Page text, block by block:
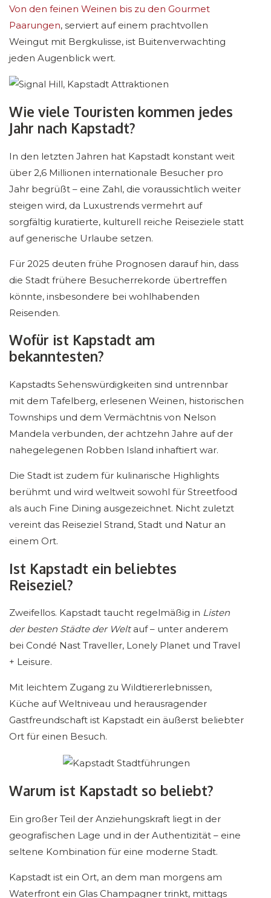
Von den feinen Weinen bis zu den Gourmet
Paarungen, serviert auf einem prachtvollen
Weingut mit Bergkulisse, ist Buitenverwachting
jeden Augenblick wert.
Wie viele Touristen kommen jedes
Jahr nach Kapstadt?
In den letzten Jahren hat Kapstadt konstant weit
über 2,6 Millionen internationale Besucher pro
Jahr begrüßt – eine Zahl, die voraussichtlich weiter
steigen wird, da Luxustrends vermehrt auf
sorgfältig kuratierte, kulturell reiche Reiseziele statt
auf generische Urlaube setzen.
Für 2025 deuten frühe Prognosen darauf hin, dass
die Stadt frühere Besucherrekorde übertreffen
könnte, insbesondere bei wohlhabenden
Reisenden.
Wofür ist Kapstadt am
bekanntesten?
Kapstadts Sehenswürdigkeiten sind untrennbar
mit dem Tafelberg, erlesenen Weinen, historischen
Townships und dem Vermächtnis von Nelson
Mandela verbunden, der achtzehn Jahre auf der
nahegelegenen Robben Island inhaftiert war.
Die Stadt ist zudem für kulinarische Highlights
berühmt und wird weltweit sowohl für Streetfood
als auch Fine Dining ausgezeichnet. Nicht zuletzt
vereint das Reiseziel Strand, Stadt und Natur an
einem Ort.
Ist Kapstadt ein beliebtes
Reiseziel?
Zweifellos. Kapstadt taucht regelmäßig in Listen
der besten Städte der Weltauf – unter anderem
bei Condé Nast Traveller, Lonely Planet und Travel
+ Leisure.
Mit leichtem Zugang zu Wildtiererlebnissen,
Küche auf Weltniveau und herausragender
Gastfreundschaft ist Kapstadt ein äußerst beliebter
Ort für einen Besuch.
Warum ist Kapstadt so beliebt?
Ein großer Teil der Anziehungskraft liegt in der
geografischen Lage und in der Authentizität – eine
seltene Kombination für eine moderne Stadt.
Kapstadt ist ein Ort, an dem man morgens am
Waterfront ein Glas Champagner trinkt, mittags